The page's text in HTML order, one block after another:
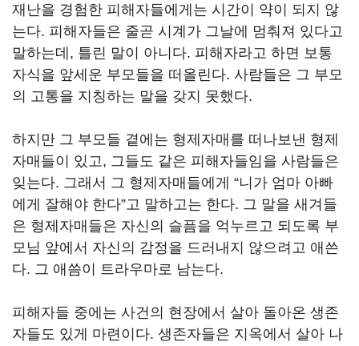
재난을 경험한 피해자들에게는 시간이 약이 되지 않
는다. 피해자들은 줄곧 시계가 그날에 멈춰져 있다고
말하는데, 틀린 말이 아니다. 피해자라고 하면 보통
자식을 앞세운 부모들을 떠올린다. 사람들은 그 부모
의 고통을 지칭하는 말을 갖지 못했다.
하지만 그 부모들 곁에는 형제자매를 떠나보낸 형제
자매들이 있고, 그들도 같은 피해자들임을 사람들은
잊는다. 그래서 그 형제자매들에게 “니가 엄마 아빠
에게 잘해야 한다”고 말하고는 한다. 그 말을 새겨들
은 형제자매들은 자신의 슬픔을 억누르고 되도록 부
모님 앞에서 자신의 감정을 드러내지 않으려고 애쓴
다. 그 애씀이 트라우마로 남는다.
피해자들 중에는 사건의 현장에서 살아 돌아온 생존
자들도 있게 마련이다. 생존자들은 지옥에서 살아 나